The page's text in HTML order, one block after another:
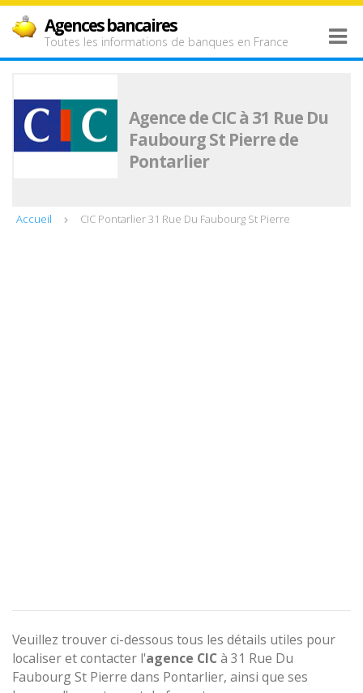
Agences bancaires
Toutes les informations de banques en France
Agence de CIC à 31 Rue Du
Faubourg St Pierre de
Pontarlier
Accueil CIC Pontarlier 31 Rue Du Faubourg St Pierre
Veuillez trouver ci-dessous tous les détails utiles pour
localiser et contacter l'agence CIC à 31 Rue Du
Faubourg St Pierre dans Pontarlier, ainsi que ses